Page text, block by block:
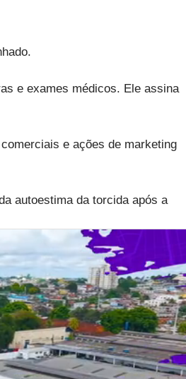
e exames médicos. Ele assina
e ações de marketing
autoestima da torcida após a